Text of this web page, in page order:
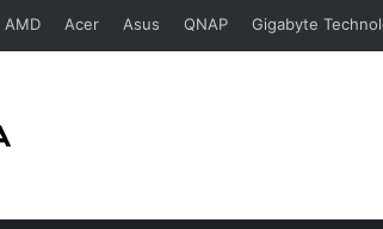
AMD Acer Asus QNAP Gigabyte